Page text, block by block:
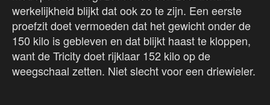
werkelijkheid blijkt dat ook zo te zijn. Een eerste
proefzit doet vermoeden dat het gewicht onder de
150 kilo is gebleven en dat blijkt haast te kloppen,
want de Tricity doet rijklaar 152 kilo op de
weegschaal zetten. Niet slecht voor een driewieler.